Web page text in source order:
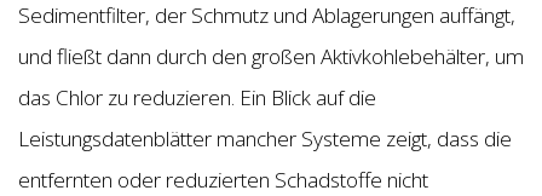
Sedimentfilter, der Schmutz und Ablagerungen auffängt,
und fließt dann durch den großen Aktivkohlebehälter, um
das Chlor zu reduzieren. Ein Blick auf die
Leistungsdatenblätter mancher Systeme zeigt, dass die
entfernten oder reduzierten Schadstoffe nicht